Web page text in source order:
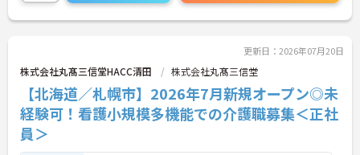
更新日：2026年07月20日
株式会社丸髙三信堂HACC清田 株式会社丸髙三信堂
【北海道／札幌市】2026年7月新規オープン◎未
経験可！看護小規模多機能での介護職募集＜正社
員＞